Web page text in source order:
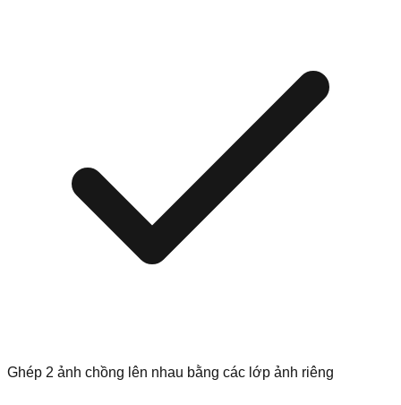
Ghép 2 ảnh chồng lên nhau bằng các lớp ảnh riêng